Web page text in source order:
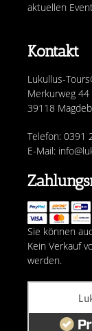
Kontakt
Lukullus-
Merkurweg 44
39118
Telefon: 0391
E-Mail:
aktuellen
Sie können
Kein Verkauf
werden.